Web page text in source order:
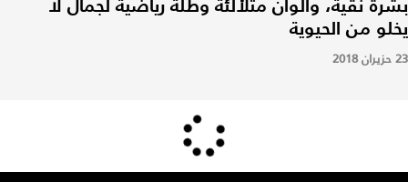
يخلو من الحيوية
23 حزيران 2018